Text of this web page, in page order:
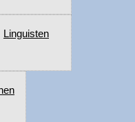
Linguisten